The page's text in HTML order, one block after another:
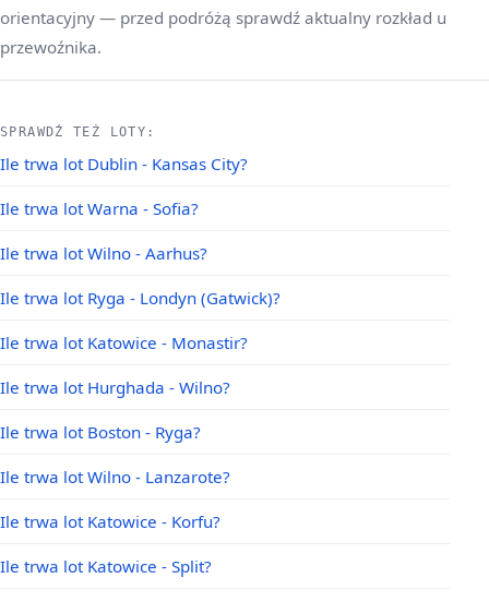
orientacyjny — przed podróżą sprawdź aktualny rozkład u
przewoźnika.
SPRAWDŹ TEŻ LOTY:
Ile trwa lot Dublin - Kansas City?
Ile trwa lot Warna - Sofia?
Ile trwa lot Wilno - Aarhus?
Ile trwa lot Ryga - Londyn (Gatwick)?
Ile trwa lot Katowice - Monastir?
Ile trwa lot Hurghada - Wilno?
Ile trwa lot Boston - Ryga?
Ile trwa lot Wilno - Lanzarote?
Ile trwa lot Katowice - Korfu?
Ile trwa lot Katowice - Split?